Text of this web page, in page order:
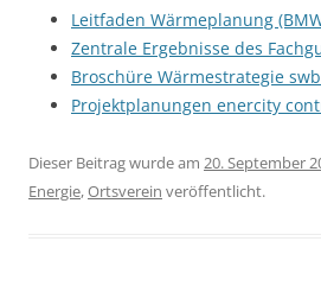
Leitfaden Wärmeplanung
Zentrale Ergebnisse des
Broschüre Wärmestrategie
Projektplanungen enercity
Dieser Beitrag wurde am 20. September
Energie,Ortsverein veröffentlicht.